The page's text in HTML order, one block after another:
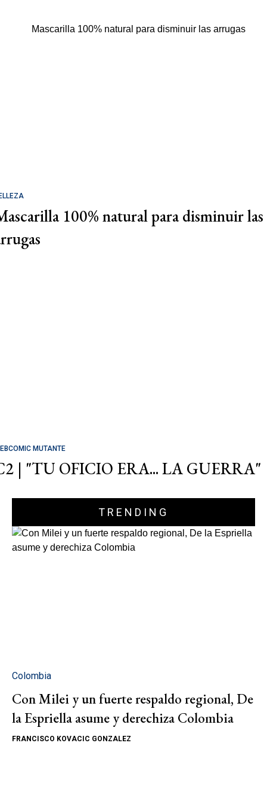
100% natural para disminuir las
MUTANTE
| "TU OFICIO ERA... LA GUERRA"
TRENDING
Colombia
Con Milei y un fuerte respaldo regional, De
la Espriella asume y derechiza Colombia
FRANCISCO KOVACIC GONZALEZ